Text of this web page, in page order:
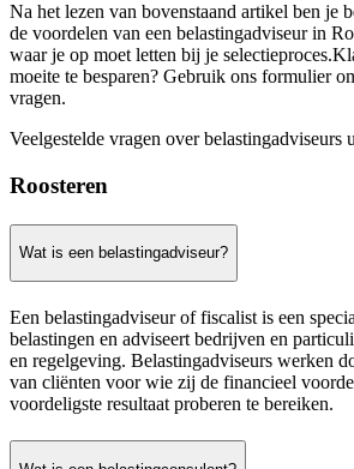
Na het lezen van bovenstaand artikel ben je
de voordelen van een belastingadviseur in
waar je op moet letten bij je
moeite te besparen? Gebruik ons formulier
vragen.
Veelgestelde vragen over belastingadviseurs
Roosteren
Wat is een belastingadviseur?
Een belastingadviseur of fiscalist is een
belastingen en adviseert bedrijven en
en regelgeving. Belastingadviseurs werken
van cliënten voor wie zij de financieel
voordeligste resultaat proberen te bereiken.